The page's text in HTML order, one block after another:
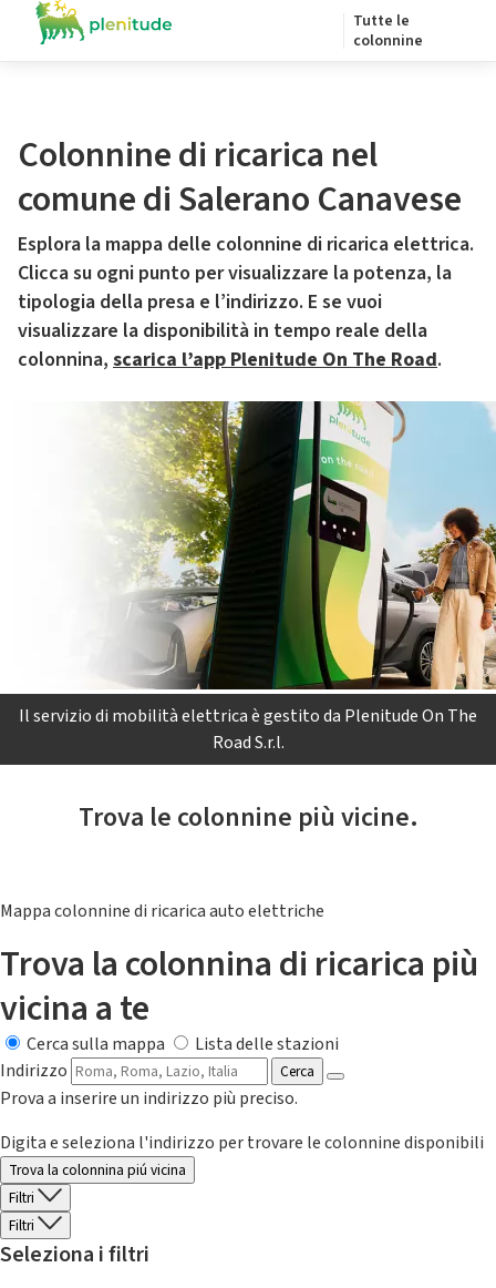
Tutte le
colonnine
Colonnine di ricarica nel
comune di Salerano Canavese
Esplora la mappa delle colonnine di ricarica elettrica.
Clicca su ogni punto per visualizzare la potenza, la
tipologia della presa e l’indirizzo. E se vuoi
visualizzare la disponibilità in tempo reale della
colonnina, scarica l’app Plenitude On The Road.
Il servizio di mobilità elettrica è gestito da Plenitude On The
Road S.r.l.
Trova le colonnine più vicine.
Mappa colonnine di ricarica auto elettriche
Trova la colonnina di ricarica più
vicina a te
Cerca sulla mappa
Lista delle stazioni
Indirizzo
Cerca
Prova a inserire un indirizzo più preciso.
Digita e seleziona l'indirizzo per trovare le colonnine disponibili
Trova la colonnina piú vicina
Filtri
Filtri
Seleziona i filtri